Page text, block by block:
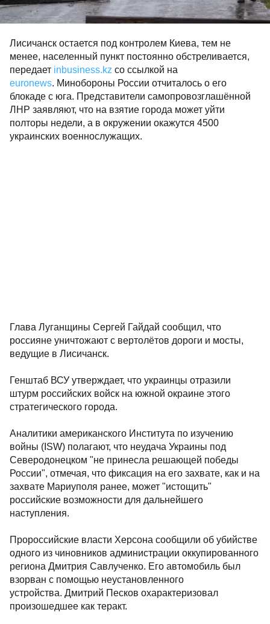
Лисичанск остается под контролем Киева, тем не
менее, населенный пункт постоянно обстреливается,
передает inbusiness.kz со ссылкой на
euronews. Минобороны России отчиталось о его
блокаде с юга. Представители самопровозглашённой
ЛНР заявляют, что на взятие города может уйти
полторы недели, а в окружении окажутся 4500
украинских военнослужащих.
Глава Луганщины Сергей Гайдай сообщил, что
россияне уничтожают с вертолётов дороги и мосты,
ведущие в Лисичанск.
Генштаб ВСУ утверждает, что украинцы отразили
штурм российских войск на южной окраине этого
стратегического города.
Аналитики американского Института по изучению
войны (ISW) полагают, что неудача Украины под
Северодонецком "не принесла решающей победы
России", отмечая, что фиксация на его захвате, как и на
захвате Мариуполя ранее, может "истощить"
российские возможности для дальнейшего
наступления.
Пророссийские власти Херсона сообщили об убийстве
одного из чиновников администрации оккупированного
региона Дмитрия Савлученко. Его автомобиль был
взорван с помощью неустановленного
устройства. Дмитрий Песков охарактеризовал
произошедшее как теракт.